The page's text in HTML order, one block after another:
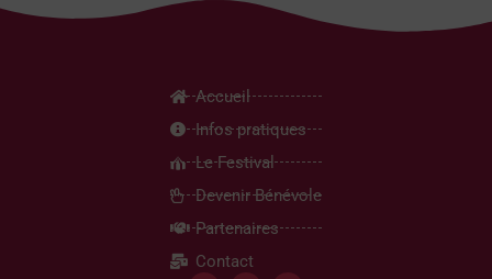
Accueil
Infos pratiques
Le Festival
Devenir Bénévole
Partenaires
Contact